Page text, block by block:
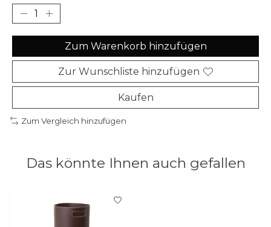
Zum Warenkorb hinzufügen
Zur Wunschliste hinzufügen
Kaufen
Zum Vergleich hinzufügen
Das könnte Ihnen auch gefallen
Produkt-Karussell-Artikel